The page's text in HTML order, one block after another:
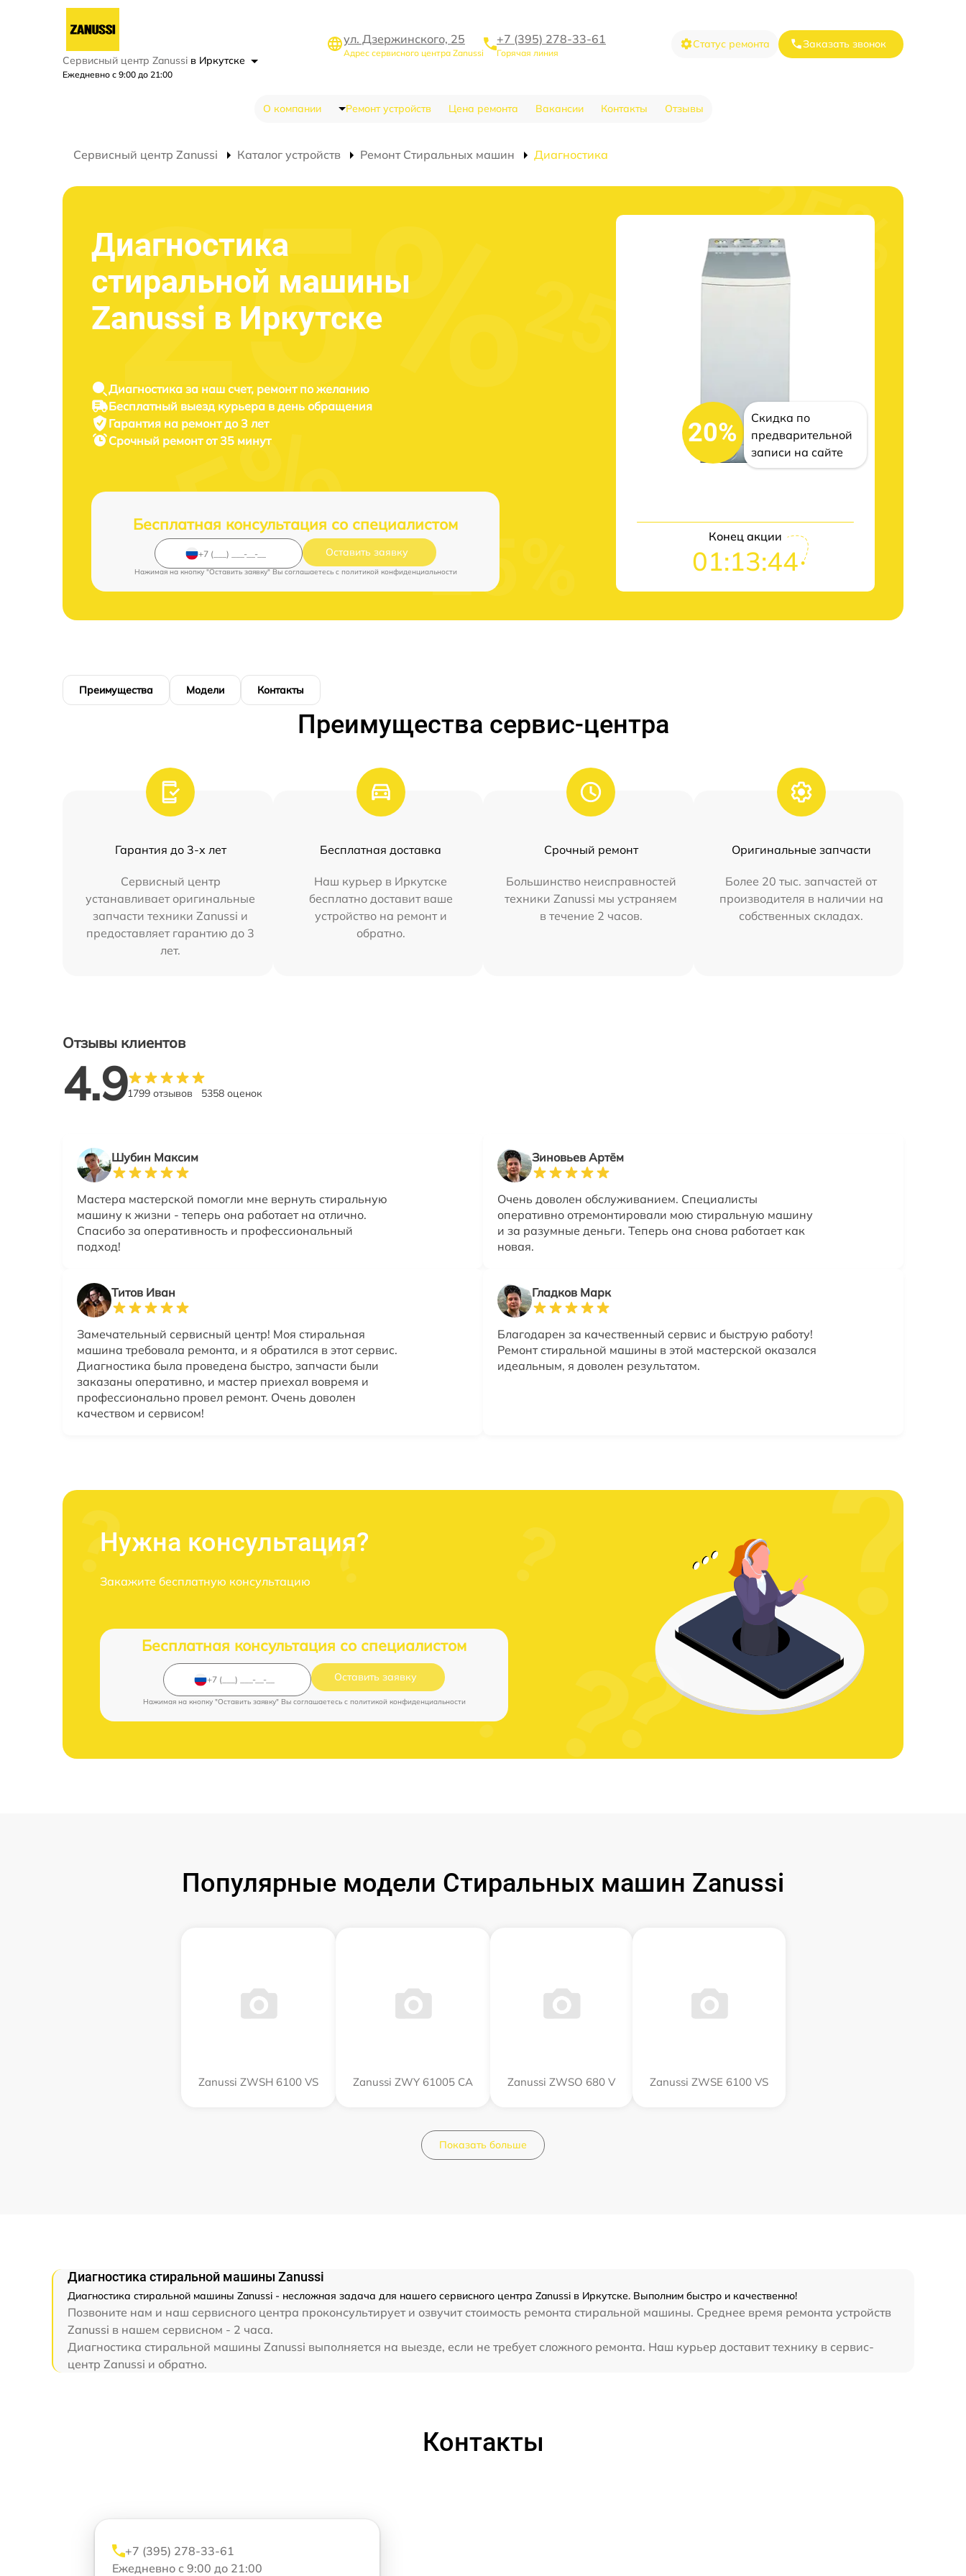
Сервисный центр Zanussi в Иркутске
Ежедневно с 9:00 до 21:00
ул. Дзержинского, 25
Адрес сервисного центра Zanussi
+7 (395) 278-33-61
Горячая линия
Статус ремонта Заказать звонок
О компании Ремонт устройств Цена ремонта Вакансии Контакты Отзывы
Сервисный центр Zanussi Каталог устройств Ремонт Стиральных машин Диагностика
Диагностика
стиральной машины
Zanussi в Иркутске
Диагностика за наш счет, ремонт по желанию
Бесплатный выезд курьера в день обращения
Гарантия на ремонт до 3 лет
Срочный ремонт от 35 минут
Бесплатная консультация со специалистом
Оставить заявку
Нажимая на кнопку "Оставить заявку" Вы соглашаетесь c политикой конфиденциальности
20%
Скидка по
предварительной
записи на сайте
Конец акции
01:13:43
Преимущества Модели Контакты
Преимущества сервис-центра
Гарантия до 3-х лет
Сервисный центр
устанавливает оригинальные
запчасти техники Zanussi и
предоставляет гарантию до 3
лет.
Бесплатная доставка
Наш курьер в Иркутске
бесплатно доставит ваше
устройство на ремонт и
обратно.
Срочный ремонт
Большинство неисправностей
техники Zanussi мы устраняем
в течение 2 часов.
Оригинальные запчасти
Более 20 тыс. запчастей от
производителя в наличии на
собственных складах.
Отзывы клиентов
4.91799 отзывов 5358 оценок
Шубин Максим
Мастера мастерской помогли мне вернуть стиральную
машину к жизни - теперь она работает на отлично.
Спасибо за оперативность и профессиональный
подход!
Зиновьев Артём
Очень доволен обслуживанием. Специалисты
оперативно отремонтировали мою стиральную машину
и за разумные деньги. Теперь она снова работает как
новая.
Титов Иван
Замечательный сервисный центр! Моя стиральная
машина требовала ремонта, и я обратился в этот сервис.
Диагностика была проведена быстро, запчасти были
заказаны оперативно, и мастер приехал вовремя и
профессионально провел ремонт. Очень доволен
качеством и сервисом!
Гладков Марк
Благодарен за качественный сервис и быструю работу!
Ремонт стиральной машины в этой мастерской оказался
идеальным, я доволен результатом.
Нужна консультация?
Закажите бесплатную консультацию
Бесплатная консультация со специалистом
Оставить заявку
Нажимая на кнопку "Оставить заявку" Вы соглашаетесь c политикой конфиденциальности
Популярные модели Стиральных машин Zanussi
Zanussi ZWSH 6100 VS Zanussi ZWY 61005 CA Zanussi ZWSO 680 V Zanussi ZWSE 6100 VS
Показать больше
Диагностика стиральной машины Zanussi
Диагностика стиральной машины Zanussi - несложная задача для нашего сервисного центра Zanussi в Иркутске. Выполним быстро и качественно!
Позвоните нам и наш сервисного центра проконсультирует и озвучит стоимость ремонта стиральной машины. Среднее время ремонта устройств
Zanussi в нашем сервисном - 2 часа.
Диагностика стиральной машины Zanussi выполняется на выезде, если не требует сложного ремонта. Наш курьер доставит технику в сервис-
центр Zanussi и обратно.
Контакты
+7 (395) 278-33-61
Ежедневно с 9:00 до 21:00